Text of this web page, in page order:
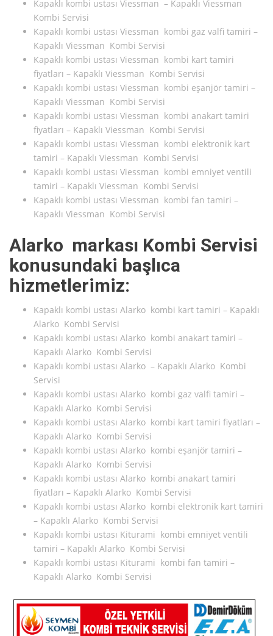
Kapaklı kombi ustası Viessman – Kapaklı Viessman
Kombi Servisi
Kapaklı kombi ustası Viessman kombi gaz valfi tamiri –
Kapaklı Viessman Kombi Servisi
Kapaklı kombi ustası Viessman kombi kart tamiri
fiyatları – Kapaklı Viessman Kombi Servisi
Kapaklı kombi ustası Viessman kombi eşanjör tamiri –
Kapaklı Viessman Kombi Servisi
Kapaklı kombi ustası Viessman kombi anakart tamiri
fiyatları – Kapaklı Viessman Kombi Servisi
Kapaklı kombi ustası Viessman kombi elektronik kart
tamiri – Kapaklı Viessman Kombi Servisi
Kapaklı kombi ustası Viessman kombi emniyet ventili
tamiri – Kapaklı Viessman Kombi Servisi
Kapaklı kombi ustası Viessman kombi fan tamiri –
Kapaklı Viessman Kombi Servisi
Alarko markası Kombi Servisi
konusundaki başlıca
hizmetlerimiz:
Kapaklı kombi ustası Alarko kombi kart tamiri – Kapaklı
Alarko Kombi Servisi
Kapaklı kombi ustası Alarko kombi anakart tamiri –
Kapaklı Alarko Kombi Servisi
Kapaklı kombi ustası Alarko – Kapaklı Alarko Kombi
Servisi
Kapaklı kombi ustası Alarko kombi gaz valfi tamiri –
Kapaklı Alarko Kombi Servisi
Kapaklı kombi ustası Alarko kombi kart tamiri fiyatları –
Kapaklı Alarko Kombi Servisi
Kapaklı kombi ustası Alarko kombi eşanjör tamiri –
Kapaklı Alarko Kombi Servisi
Kapaklı kombi ustası Alarko kombi anakart tamiri
fiyatları – Kapaklı Alarko Kombi Servisi
Kapaklı kombi ustası Alarko kombi elektronik kart tamiri
– Kapaklı Alarko Kombi Servisi
Kapaklı kombi ustası Kiturami kombi emniyet ventili
tamiri – Kapaklı Alarko Kombi Servisi
Kapaklı kombi ustası Kiturami kombi fan tamiri –
Kapaklı Alarko Kombi Servisi